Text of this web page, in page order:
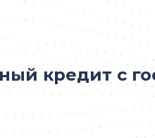
кредит с